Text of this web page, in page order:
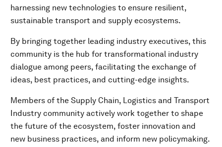
harnessing new technologies to ensure resilient,
sustainable transport and supply ecosystems.
By bringing together leading industry executives, this
community is the hub for transformational industry
dialogue among peers, facilitating the exchange of
ideas, best practices, and cutting-edge insights.
Members of the Supply Chain, Logistics and Transport
Industry community actively work together to shape
the future of the ecosystem, foster innovation and
new business practices, and inform new policymaking.